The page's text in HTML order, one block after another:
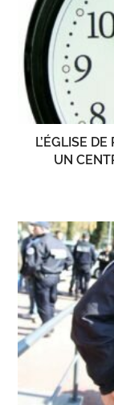
L’ÉGLISE
UN